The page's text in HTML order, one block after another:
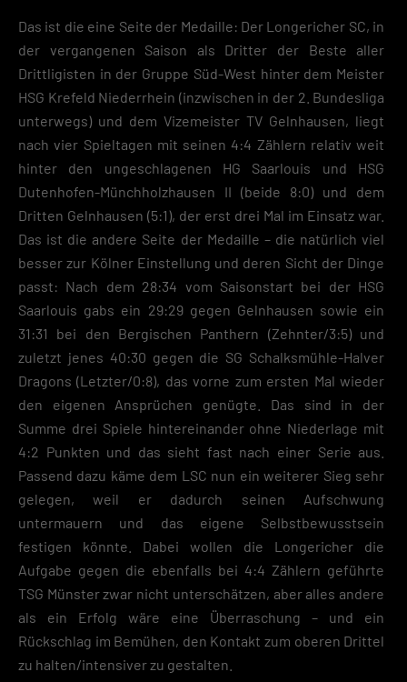
Das ist die eine Seite der Medaille: Der Longericher SC, in
der vergangenen Saison als Dritter der Beste aller
Drittligisten in der Gruppe Süd-West hinter dem Meister
HSG Krefeld Niederrhein (inzwischen in der 2. Bundesliga
unterwegs) und dem Vizemeister TV Gelnhausen, liegt
nach vier Spieltagen mit seinen 4:4 Zählern relativ weit
hinter den ungeschlagenen HG Saarlouis und HSG
Dutenhofen-Münchholzhausen II (beide 8:0) und dem
Dritten Gelnhausen (5:1), der erst drei Mal im Einsatz war.
Das ist die andere Seite der Medaille – die natürlich viel
besser zur Kölner Einstellung und deren Sicht der Dinge
passt: Nach dem 28:34 vom Saisonstart bei der HSG
Saarlouis gabs ein 29:29 gegen Gelnhausen sowie ein
31:31 bei den Bergischen Panthern (Zehnter/3:5) und
zuletzt jenes 40:30 gegen die SG Schalksmühle-Halver
Dragons (Letzter/0:8), das vorne zum ersten Mal wieder
den eigenen Ansprüchen genügte. Das sind in der
Summe drei Spiele hintereinander ohne Niederlage mit
4:2 Punkten und das sieht fast nach einer Serie aus.
Passend dazu käme dem LSC nun ein weiterer Sieg sehr
gelegen, weil er dadurch seinen Aufschwung
untermauern und das eigene Selbstbewusstsein
festigen könnte. Dabei wollen die Longericher die
Aufgabe gegen die ebenfalls bei 4:4 Zählern geführte
TSG Münster zwar nicht unterschätzen, aber alles andere
als ein Erfolg wäre eine Überraschung – und ein
Rückschlag im Bemühen, den Kontakt zum oberen Drittel
zu halten/intensiver zu gestalten.